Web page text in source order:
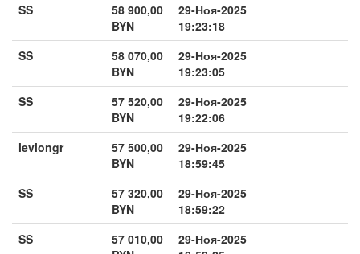
SS
58 900,00
BYN
29-Ноя-2025
19:23:18
SS
58 070,00
BYN
29-Ноя-2025
19:23:05
SS
57 520,00
BYN
29-Ноя-2025
19:22:06
leviongr
57 500,00
BYN
29-Ноя-2025
18:59:45
SS
57 320,00
BYN
29-Ноя-2025
18:59:22
SS
57 010,00
29-Ноя-2025